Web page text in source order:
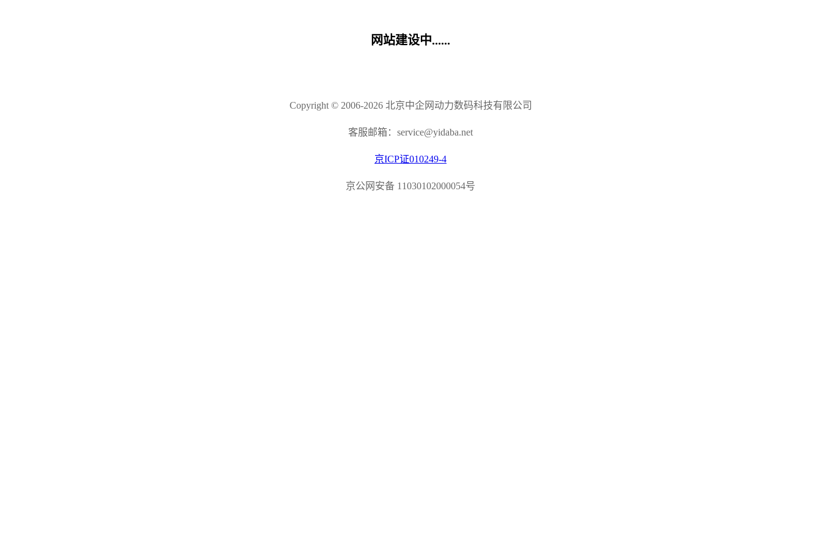
网站建设中......
Copyright © 2006-2026 北京中企网动力数码科技有限公司
客服邮箱：service@yidaba.net
京ICP证010249-4
京公网安备 11030102000054号